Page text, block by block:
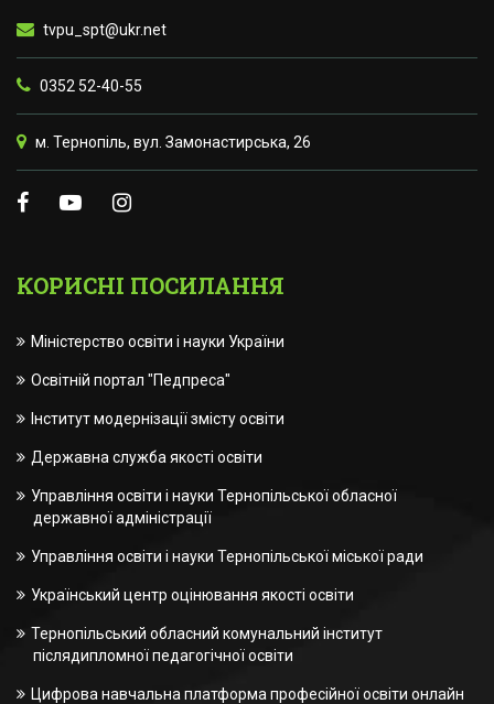
tvpu_spt@ukr.net
0352 52-40-55
м. Тернопіль, вул. Замонастирська, 26
КОРИСНІ ПОСИЛАННЯ
Міністерство освіти і науки України
Освітній портал "Педпреса"
Інститут модернізації змісту освіти
Державна служба якості освіти
Управління освіти і науки Тернопільської обласної
державної адміністрації
Управління освіти і науки Тернопільської міської ради
Український центр оцінювання якості освіти
Тернопільський обласний комунальний інститут
післядипломної педагогічної освіти
Цифрова навчальна платформа професійної освіти онлайн